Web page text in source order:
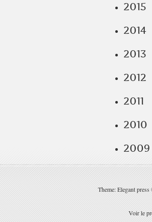
2015
2014
2013
2012
2011
2010
2009
Theme: Elegant
Voir le